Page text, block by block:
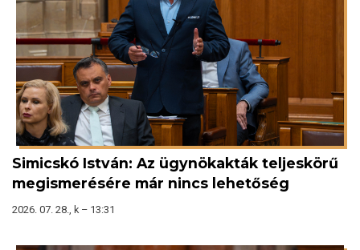
Simicskó István: Az ügynökakták teljeskörű
megismerésére már nincs lehetőség
2026. 07. 28., k – 13:31